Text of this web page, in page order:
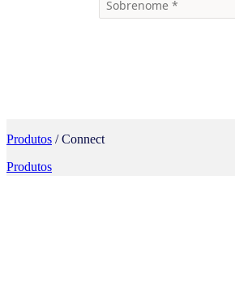
Produtos / Connect
Produtos